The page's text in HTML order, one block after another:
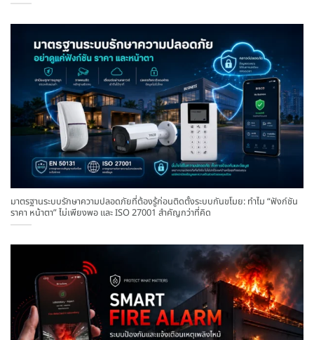
มาตรฐานระบบรักษาความปลอดภัยที่ต้องรู้ก่อนติดตั้งระบบกันขโมย: ทำไม “ฟังก์ชัน
ราคา หน้าตา” ไม่เพียงพอ และ ISO 27001 สำคัญกว่าที่คิด